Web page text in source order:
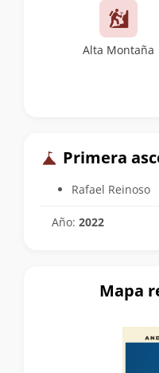
Alta Montaña
Primera
Rafael Reinoso
Año: 2022
Mapa